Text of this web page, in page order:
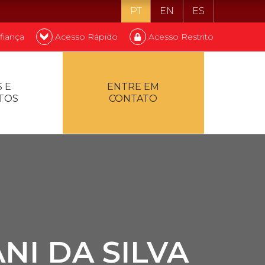
PT EN ES
Acesso Rápido Acesso Restrito
E
ENTRE EM
CONTATO
DA SILVA